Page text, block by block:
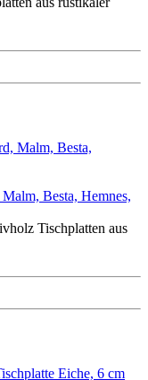
Besta, Hemnes,
Tischplatten aus